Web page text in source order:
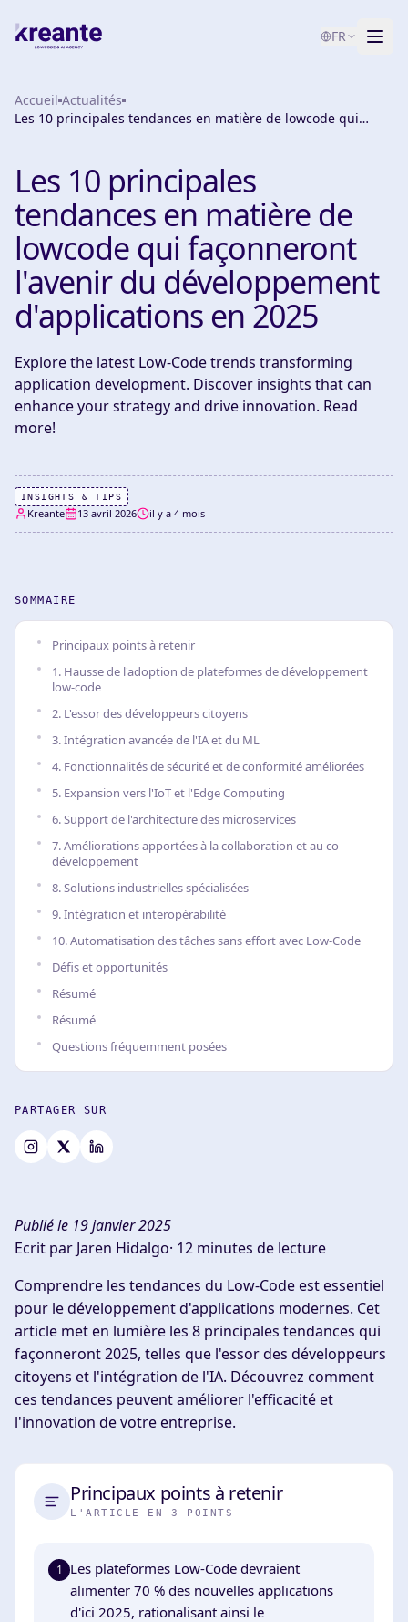
FR
Services
À propos
Test de maturité IA
Contact
Accueil Actualités
Les 10 principales tendances en matière de lowcode qui
Les 10 principales
tendances en matière de
lowcode qui façonneront
l'avenir du développement
d'applications en 2025
Explore the latest Low-Code trends transforming
application development. Discover insights that can
enhance your strategy and drive innovation. Read
more!
INSIGHTS & TIPS
Kreante 13 avril 2026 il y a 4 mois
SOMMAIRE
Principaux points à retenir
1. Hausse de l'adoption de plateformes de développement
low-code
2. L'essor des développeurs citoyens
3. Intégration avancée de l'IA et du ML
4. Fonctionnalités de sécurité et de conformité améliorées
5. Expansion vers l'IoT et l'Edge Computing
6. Support de l'architecture des microservices
7. Améliorations apportées à la collaboration et au co-
développement
8. Solutions industrielles spécialisées
9. Intégration et interopérabilité
10. Automatisation des tâches sans effort avec Low-Code
Défis et opportunités
Résumé
Résumé
Questions fréquemment posées
PARTAGER SUR
Publié le 19 janvier 2025
Ecrit par Jaren Hidalgo· 12 minutes de lecture
Comprendre les tendances du Low-Code est essentiel
pour le développement d'applications modernes. Cet
article met en lumière les 8 principales tendances qui
façonneront 2025, telles que l'essor des développeurs
citoyens et l'intégration de l'IA. Découvrez comment
ces tendances peuvent améliorer l'efficacité et
l'innovation de votre entreprise.
Principaux points à retenir
L'ARTICLE EN 3 POINTS
1
Les plateformes Low-Code devraient
alimenter 70 % des nouvelles applications
d'ici 2025, rationalisant ainsi le